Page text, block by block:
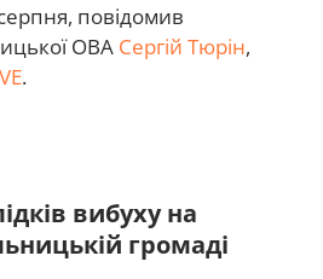
повідомив
ОВА Сергій Тюрін,
.
вибуху на
громаді